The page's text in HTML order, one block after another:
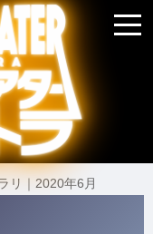
リ｜2020年6月